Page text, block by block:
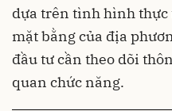
dựa trên tình hình thực
mặt bằng của địa
đầu tư cần theo dõi
quan chức năng.